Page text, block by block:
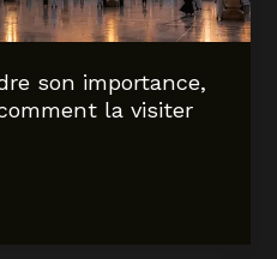
son importance,
la visiter